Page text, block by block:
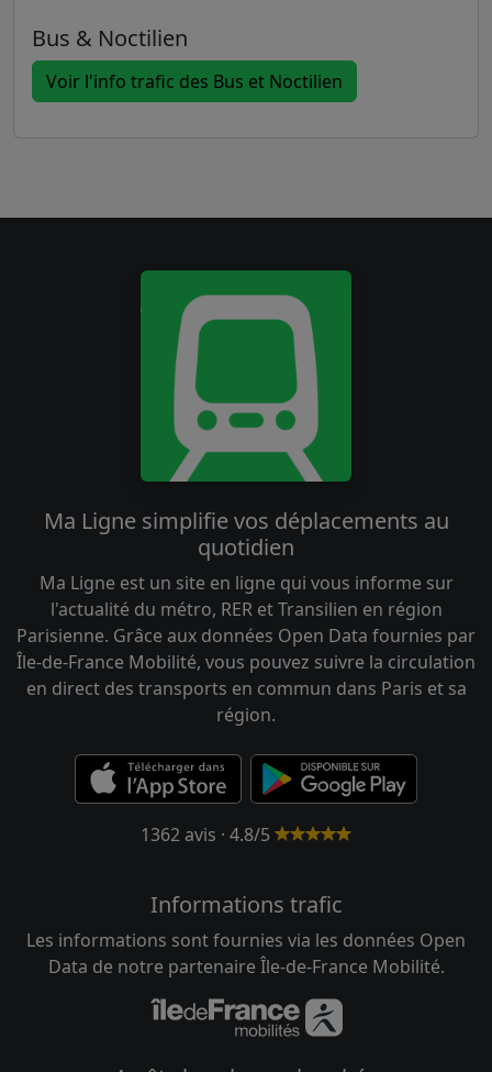
Bus & Noctilien
Voir l'info trafic des Bus et Noctilien
Ma Ligne simplifie vos déplacements au
quotidien
Ma Ligne est un site en ligne qui vous informe sur
l'actualité du métro, RER et Transilien en région
Parisienne. Grâce aux données Open Data fournies par
Île-de-France Mobilité, vous pouvez suivre la circulation
en direct des transports en commun dans Paris et sa
région.
1362 avis · 4.8/5
Informations trafic
Les informations sont fournies via les données Open
Data de notre partenaire Île-de-France Mobilité.